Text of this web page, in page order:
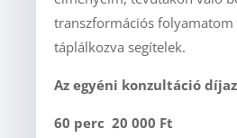
transzformációs folyamatom
táplálkozva segítelek.
Az egyéni konzultáció
60 perc 20 000 Ft